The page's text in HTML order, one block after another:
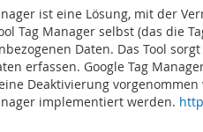
ist eine Lösung, mit der
Tag Manager selbst (das die
Daten. Das Tool
erfassen. Google Tag
Deaktivierung
implementiert werden.